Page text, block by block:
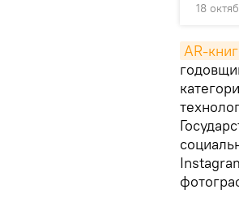
18
AR-